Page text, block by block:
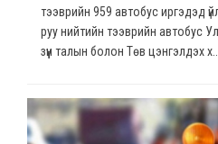
тээврийн 959 автобус иргэдэд
руу нийтийн тээврийн автобус
зүүн талын болон Төв цэнгэлдэх х...